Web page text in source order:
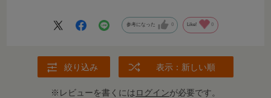
参考になった 0 Like! 0
絞り込み 表示：新しい順
※レビューを書くにはログインが必要です。